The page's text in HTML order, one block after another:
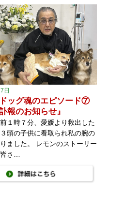
日
ッグ魂のエピソード⑦
報のお知らせ』
１時７分、愛媛より救出した
頭の子供に看取られ私の腕の
ました。 レモンのストーリー
さ…